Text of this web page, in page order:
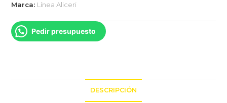
Marca: Línea Aliceri
Pedir presupuesto
DESCRIPCIÓN